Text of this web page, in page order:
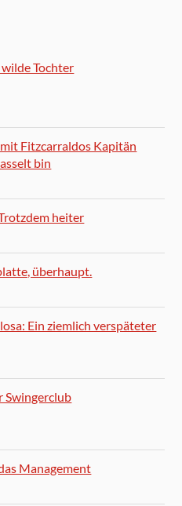
Tochter
Fitzcarraldos Kapitän
bin
heiter
überhaupt.
Ein ziemlich verspäteter
Swingerclub
Management